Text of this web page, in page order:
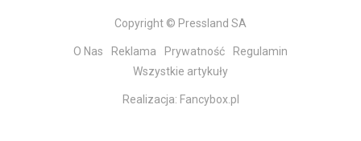
Copyright © Pressland SA
O Nas Reklama Prywatność
Regulamin
Wszystkie artykuły
Realizacja: Fancybox.pl